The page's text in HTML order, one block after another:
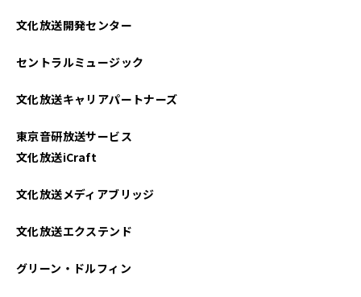
文化放送開発センター
セントラルミュージック
文化放送キャリアパートナーズ
東京音研放送サービス
文化放送iCraft
文化放送メディアブリッジ
文化放送エクステンド
グリーン・ドルフィン